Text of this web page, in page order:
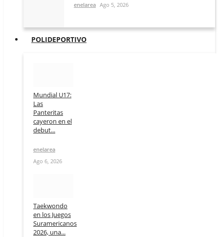
enelarea Ago 5, 2026
POLIDEPORTIVO
Mundial U17:
Las
Panteritas
cayeron en el
debut...
enelarea
Ago 6, 2026
Taekwondo
en los Juegos
Suramericanos
2026, una...